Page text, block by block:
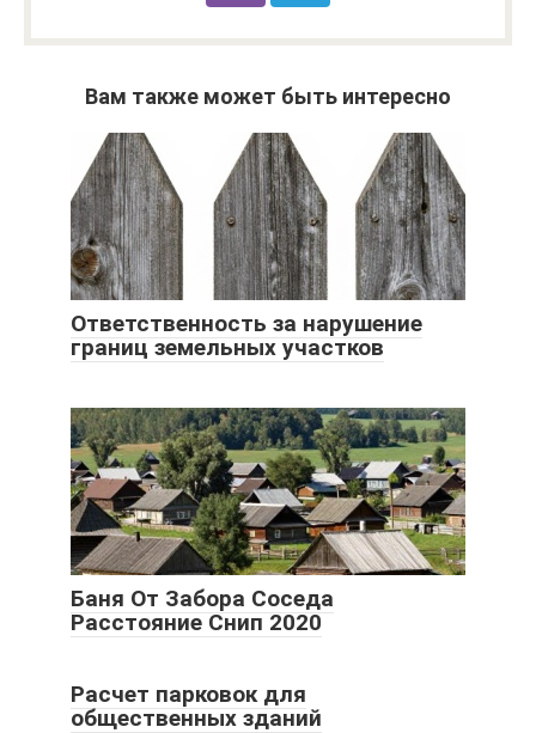
Вам также может быть интересно
Ответственность за нарушение
границ земельных участков
Баня От Забора Соседа
Расстояние Снип 2020
Расчет парковок для
общественных зданий